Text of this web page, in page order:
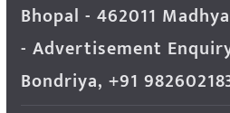
Bhopal - 462011
- Advertisement
Bondriya, +91